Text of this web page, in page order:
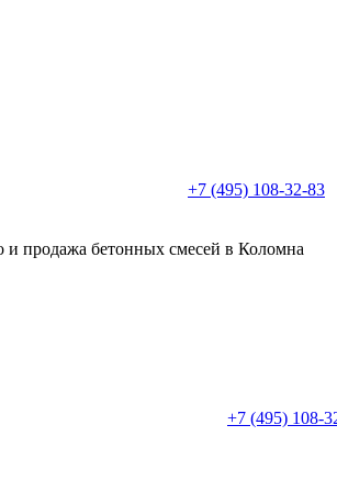
+7 (495) 108-32-83
и продажа бетонных смесей в Коломна
+7 (495) 108-